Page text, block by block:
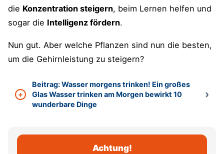
Safran – Fähigkeit zu Lernen verbessern
und mehr
Salbei – verbessert das Gedächtnis und
schmeckt
Thymian – der reinste Tausendsassa
Zimt – rieche daran und lerne leichter
Umfrage zum Thema "Gehirnleistung &
die Konzentration steigern, beim Lernen helfen und
sogar die Intelligenz fördern.
Nun gut. Aber welche Pflanzen sind nun die besten,
um die Gehirnleistung zu steigern?
Beitrag: Wasser morgens trinken! Ein großes
Glas Wasser trinken am Morgen bewirkt 10
wunderbare Dinge
Achtung!